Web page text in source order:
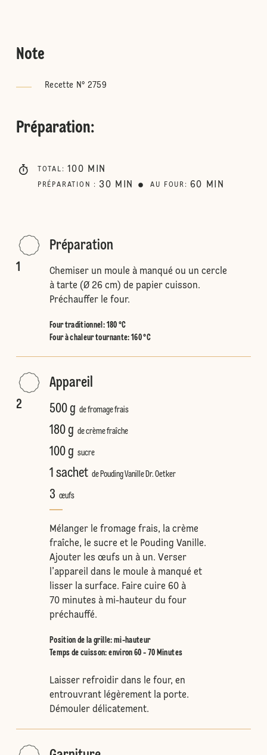
Note
Recette N° 2759
Préparation:
TOTAL : 100 MIN
PRÉPARATION : 30 MIN AU FOUR : 60 MIN
1
Préparation
Chemiser un moule à manqué ou un cercle
à tarte (Ø 26 cm) de papier cuisson.
Préchauffer le four.
Four traditionnel : 180 °C
Four à chaleur tournante: 160 °C
2
Appareil
500 g de fromage frais
180 g de crème fraîche
100 g sucre
1 sachet de Pouding Vanille Dr. Oetker
3 œufs
Mélanger le fromage frais, la crème
fraîche, le sucre et le Pouding Vanille.
Ajouter les œufs un à un. Verser
l’appareil dans le moule à manqué et
lisser la surface. Faire cuire 60 à
70 minutes à mi-hauteur du four
préchauffé.
Position de la grille: mi-hauteur
Temps de cuisson: environ 60 - 70 Minutes
Laisser refroidir dans le four, en
entrouvrant légèrement la porte.
Démouler délicatement.